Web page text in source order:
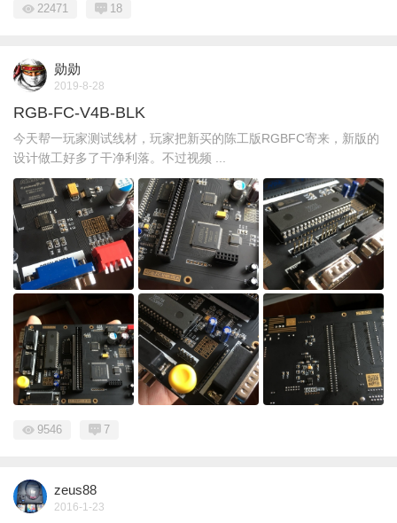
22471 18
勋勋
2019-8-28
RGB-FC-V4B-BLK
今天帮一玩家测试线材，玩家把新买的陈工版RGBFC寄来，新版的
设计做工好多了干净利落。不过视频 ...
9546 7
zeus88
2016-1-23